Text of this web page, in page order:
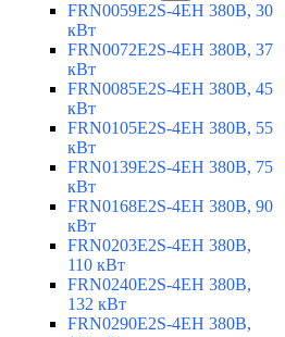
FRN0059E2S-4EH 380В, 30
кВт
FRN0072E2S-4EH 380В, 37
кВт
FRN0085E2S-4EH 380В, 45
кВт
FRN0105E2S-4EH 380В, 55
кВт
FRN0139E2S-4EH 380В, 75
кВт
FRN0168E2S-4EH 380В, 90
кВт
FRN0203E2S-4EH 380В,
110 кВт
FRN0240E2S-4EH 380В,
132 кВт
FRN0290E2S-4EH 380В,